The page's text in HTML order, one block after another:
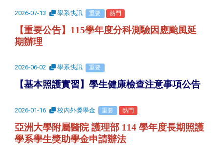
2026-07-13 學系快訊 重要 熱門
【重要公告】115學年度分科測驗因應颱風延
期辦理
2026-06-02 學系快訊 重要
【基本照護實習】學生健康檢查注意事項公告
2026-01-16 校內外獎學金 重要 熱門
亞洲大學附屬醫院 護理部 114 學年度長期照護
學系學生獎助學金申請辦法